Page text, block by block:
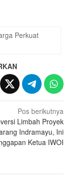
Perkuat
Pos berikutnya
Limbah Proyek
Indramayu, Ini
Ketua IWOI